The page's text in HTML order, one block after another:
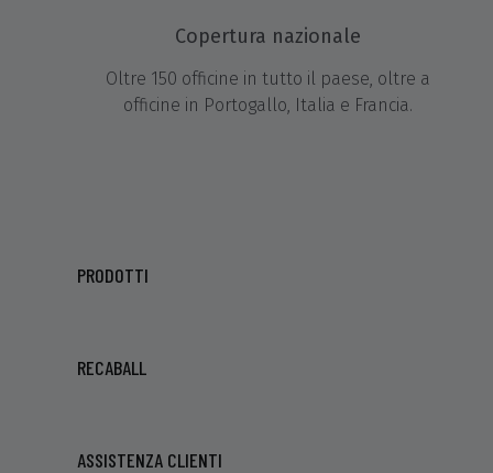
Copertura nazionale
Oltre 150 officine in tutto il paese, oltre a
officine in Portogallo, Italia e Francia.
PRODOTTI
RECABALL
ASSISTENZA CLIENTI